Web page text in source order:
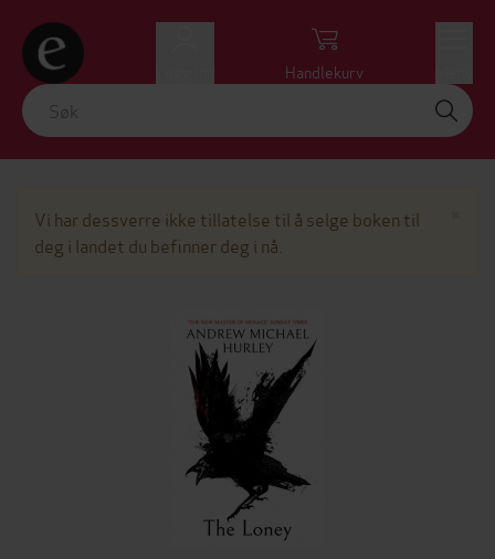
Handlekurv
Vi har dessverre ikke tillatelse til å selge boken til
deg i landet du befinner deg i nå.